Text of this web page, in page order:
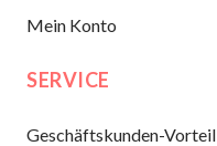
Mein Konto
SERVICE
Geschäftskunden-Vorteil